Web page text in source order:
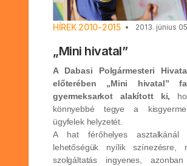
HÍREK 2010-2015 2013. június 05
„Mini hivatal”
A Dabasi Polgármesteri
előterében „Mini hivatal”
gyermeksarkot alakított ki,
könnyebbé tegye a
ügyfelek helyzetét.
A hat férőhelyes asztalkánál
lehetőségük nyílik színezésre,
szolgáltatás ingyenes,